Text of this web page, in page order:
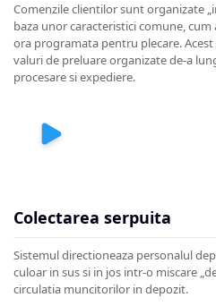
Comenzile clientilor sunt organizate
baza unor caracteristici comune,
ora programata pentru plecare.
valuri de preluare organizate de-a
procesare si expediere.
Colectarea serpuita
Sistemul directioneaza personalul
culoar in sus si in jos intr-o miscare
circulatia muncitorilor in depozit.